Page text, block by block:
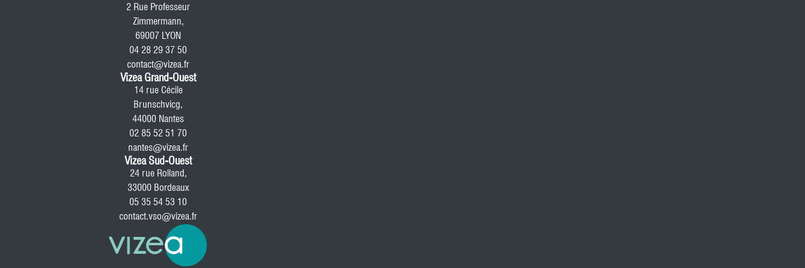
2 Rue Professeur
Zimmermann,
69007 LYON
04 28 29 37 50
contact@vizea.fr
Vizea Grand-Ouest
14 rue Cécile
Brunschvicg,
44000 Nantes
02 85 52 51 70
nantes@vizea.fr
Vizea Sud-Ouest
24 rue Rolland,
33000 Bordeaux
05 35 54 53 10
contact.vso@vizea.fr